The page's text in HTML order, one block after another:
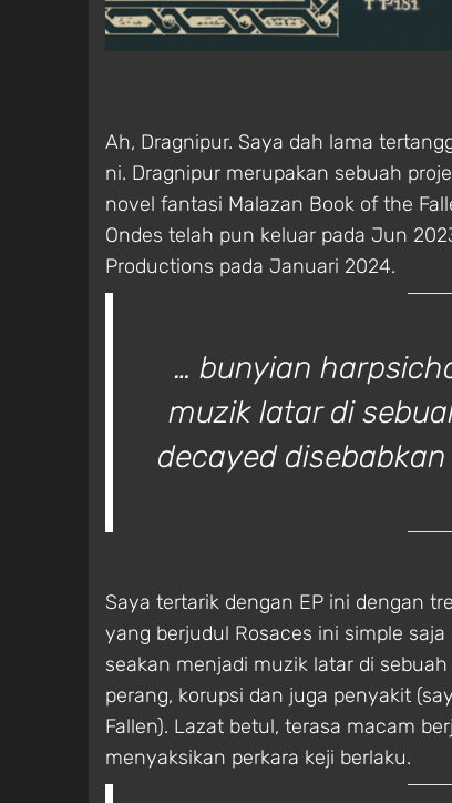
Ah, Dragnipur. Saya dah lama
ni. Dragnipur merupakan sebuah
novel fantasi Malazan Book of the
Ondes telah pun keluar pada Jun
Productions pada Januari 2024.
… bunyian
muzik latar di
decayed
Saya tertarik dengan EP ini dengan
yang berjudul Rosaces ini simple
seakan menjadi muzik latar di
perang, korupsi dan juga penyakit
Fallen). Lazat betul, terasa macam
menyaksikan perkara keji berlaku.